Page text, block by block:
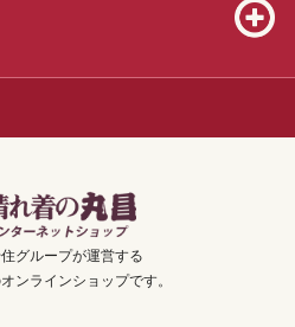
年12月28日(日)～2026年1月3日
たしました！
グループが運営する
ンラインショップです。